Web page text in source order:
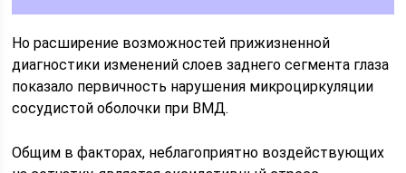
Но расширение возможностей прижизненной
диагностики изменений слоев заднего сегмента глаза
показало первичность нарушения микроциркуляции
сосудистой оболочки при ВМД.
Общим в факторах, неблагоприятно воздействующих